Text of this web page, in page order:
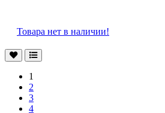
Товара нет в наличии!
1
2
3
4